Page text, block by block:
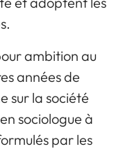
ambition au
années de
sur la société
sociologue à
par les